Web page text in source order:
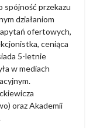
spójność przekazu
działaniom
ofertowych,
ceniąca
5-letnie
w mediach
oraz Akademii